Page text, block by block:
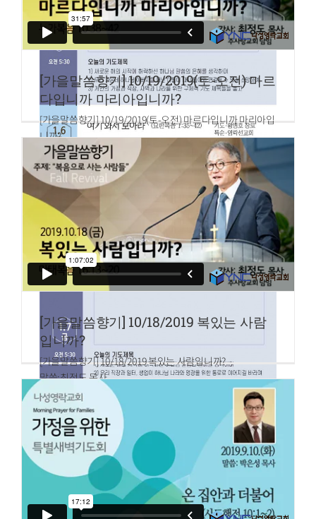
[가을말씀향기] 10/19/2019(토-오전) 마르
다입니까 마리아입니까?
[가을말씀향기] 10/19/2019(토-오전) 마르다입니까 마리아입
니까?
말씀: 최정도 목사
누가복음 10:38~42
[가을말씀향기] 10/18/2019 복있는 사람
입니까?
[가을말씀향기] 10/18/2019 복있는 사람입니까?
말씀:최정도 목사
마태복음 16:13~20